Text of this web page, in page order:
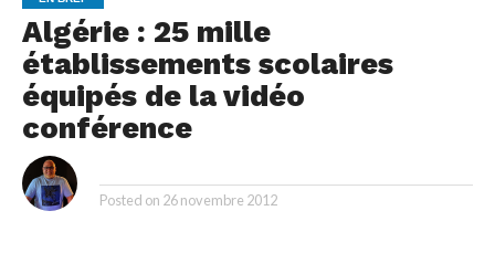
Algérie : 25 mille
établissements scolaires
équipés de la vidéo
conférence
Posted on 26 novembre 2012